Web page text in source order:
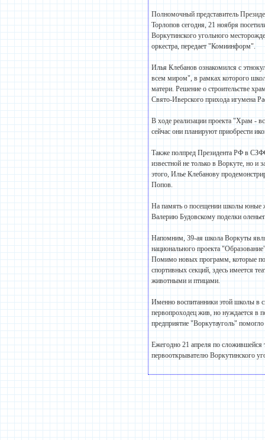
Полномочный представитель
Торлопов сегодня, 21 ноября
Воркутинского угольного
оркестра, передает "Комиинформ".
Илья Клебанов ознакомился с
всем миром", в рамках которого
матери. Решение о строительстве
Свято-Иверского прихода игумена
В ходе реализации проекта "Храм -
сейчас они планируют приобрести
Также полпред Президента РФ в
известной не только в Воркуте, но
этого, Илье Клебанову
Попов.
На память о посещении школы юные
Валерию Будовскому поделки
Напомним, 39-ая школа Воркуты
национального проекта
Помимо новых программ, которые
спортивных секций, здесь имеется
животными и птицами.
Именно воспитанники этой школы в
первопроходец жив, но нуждается в
предприятие "Воркутауголь"
Ежегодно 21 апреля по
первооткрывателю Воркутинского